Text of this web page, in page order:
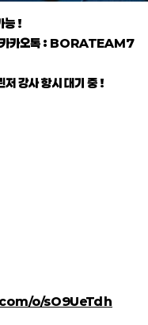
능 !
카카오톡 : BORATEAM7
강사 항시 대기 중 !
o/sO9UeTdh